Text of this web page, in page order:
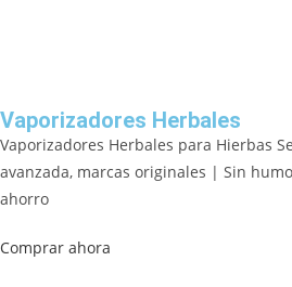
Vaporizadores Herbales
Vaporizadores Herbales para Hierbas
avanzada, marcas originales | Sin
ahorro
Comprar ahora